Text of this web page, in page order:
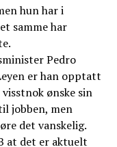
hun har i
samme har
Pedro
er han opptatt
ønske sin
jobben, men
det vanskelig.
at det er aktuelt